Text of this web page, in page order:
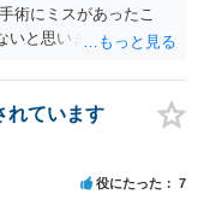
術にミスがあったこ
いと思います。 ② 手
こと ④ 仕事を休まな
発生したこと ⑤ マスク
る精神的な損害が発生
のご指摘なさる「相当
までは責任追及ができ
れています
役にたった 7